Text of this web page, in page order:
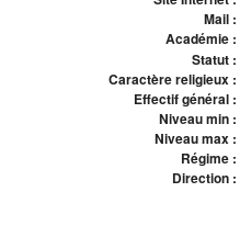
Mail :
Académie :
Statut :
Caractère religieux :
Effectif général :
Niveau min :
Niveau max :
Régime :
Direction :